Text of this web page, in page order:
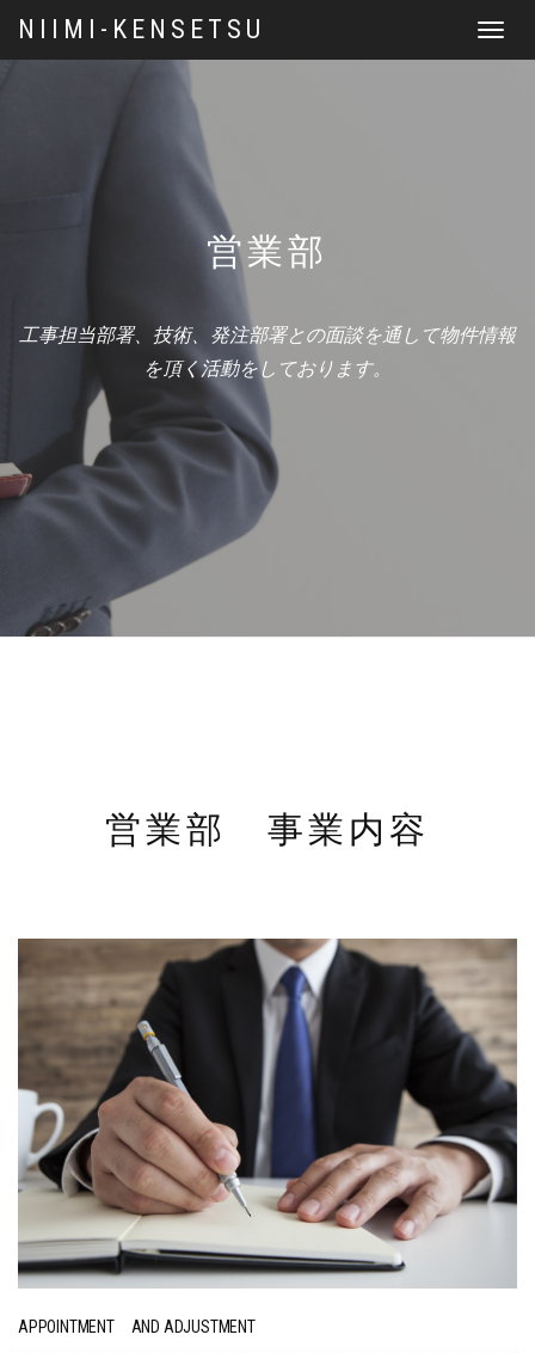
Toggle
NIIMI-KENSETSU
営業部
工事担当部署、技術、発注部署との面談を通して物件情報
を頂く活動をしております。
営業部 事業内容
APPOINTMENT AND ADJUSTMENT